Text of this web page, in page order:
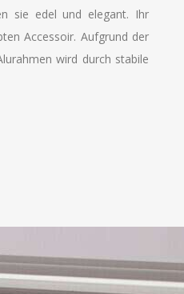
sie edel und elegant. Ihr
Accessoir. Aufgrund der
wird durch stabile